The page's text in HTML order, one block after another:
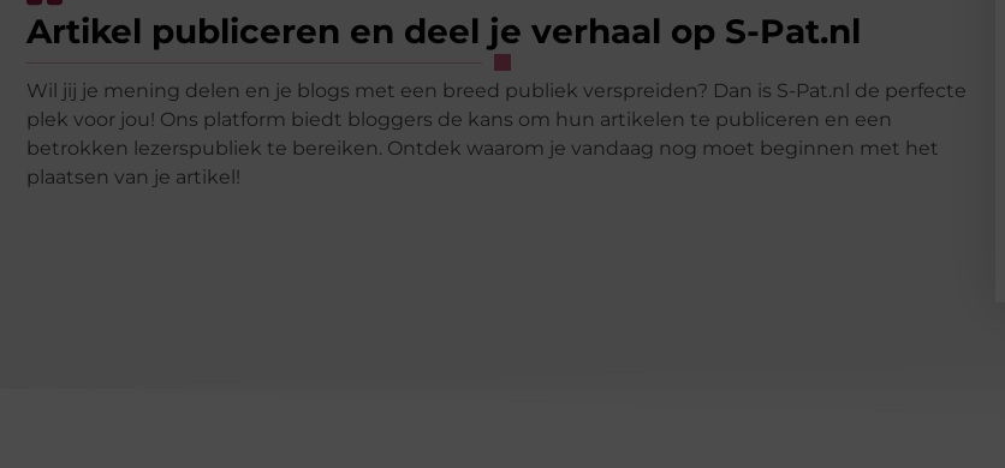
Artikel publiceren en deel je verhaal op S-Pat.nl
Wil jij je mening delen en je blogs met een breed publiek verspreiden? Dan is S-Pat.nl de perfecte
plek voor jou! Ons platform biedt bloggers de kans om hun artikelen te publiceren en een
betrokken lezerspubliek te bereiken. Ontdek waarom je vandaag nog moet beginnen met het
plaatsen van je artikel!